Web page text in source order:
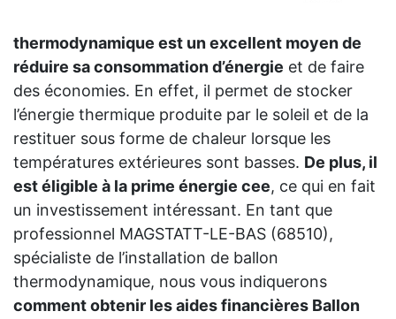
thermodynamique est un excellent moyen de
réduire sa consommation d’énergie et de faire
des économies. En effet, il permet de stocker
l’énergie thermique produite par le soleil et de la
restituer sous forme de chaleur lorsque les
températures extérieures sont basses. De plus, il
est éligible à la prime énergie cee, ce qui en fait
un investissement intéressant. En tant que
professionnel MAGSTATT-LE-BAS (68510),
spécialiste de l’installation de ballon
thermodynamique, nous vous indiquerons
comment obtenir les aides financières Ballon